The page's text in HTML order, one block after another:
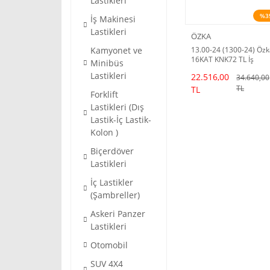
İş Makinesi
Lastikleri
Kamyonet ve
Minibüs
Lastikleri
Forklift
Lastikleri (Dış
Lastik-İç Lastik-
Kolon )
Biçerdöver
Lastikleri
İç Lastikler
(Şambreller)
Askeri Panzer
Lastikleri
Otomobil
SUV 4X4
ÖZKA
13.00-24 (1300-24)
16KAT KNK72 TL İş
22.516,00
TL
34.640,00
TL